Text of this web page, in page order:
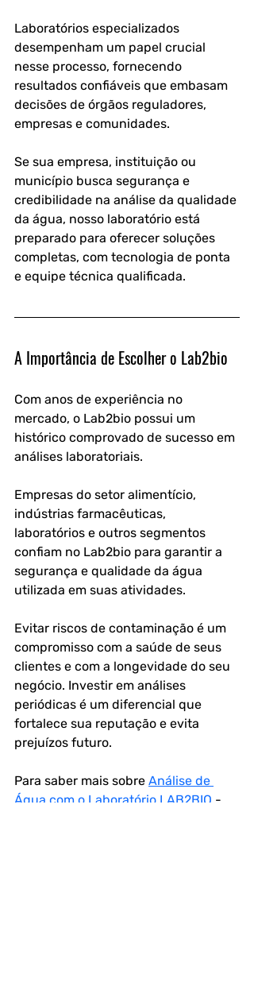
Laboratórios especializados
desempenham um papel crucial
nesse processo, fornecendo
resultados confiáveis que embasam
decisões de órgãos reguladores,
empresas e comunidades.
Se sua empresa, instituição ou
município busca segurança e
credibilidade na análise da qualidade
da água, nosso laboratório está
preparado para oferecer soluções
completas, com tecnologia de ponta
e equipe técnica qualificada.
A Importância de Escolher o Lab2bio
Com anos de experiência no
mercado, o Lab2bio possui um
histórico comprovado de sucesso em
análises laboratoriais.
Empresas do setor alimentício,
indústrias farmacêuticas,
laboratórios e outros segmentos
confiam no Lab2bio para garantir a
segurança e qualidade da água
utilizada em suas atividades.
Evitar riscos de contaminação é um
compromisso com a saúde de seus
clientes e com a longevidade do seu
negócio. Investir em análises
periódicas é um diferencial que
fortalece sua reputação e evita
prejuízos futuro.
Para saber mais sobre Análise de
Água com o Laboratório LAB2BIO -